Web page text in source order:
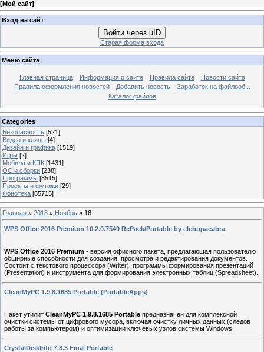
[Мой сайт]
Вход на сайт
Войти через uID
Старая форма входа
Меню сайта
Главная страница Информация о сайте Правила сайта
Новости сайта
Правила оформления новостей
Добавить новость
Заработок на файлооб...
Каталог файлов
Categories
Безопасность [521]
Видео и клипы [4]
Дизайн и графика [1519]
Игры [2]
Мобила и КПК [1431]
ОС и сборки [238]
Программы [8515]
Проекты и футажи [29]
Фонотека [65715]
Главная » 2018 » Ноябрь » 16
WPS Office 2016 Premium 10.2.0.7549 RePack/Portable by elchupacabra
WPS Office 2016 Premium - версия офисного пакета, предлагающая пользователю
обширные способности для создания, просмотра и редактирования документов.
Состоит с текстового процессора (Writer), программы формирования презентаций
(Presentation) и инструмента для формирования электронных таблиц (Spreadsheet).
CleanMyPC 1.9.8.1685 Portable (PortableApps)
Пакет утилит CleanMyPC 1.9.8.1685 Portable предназначен для комплексной
очистки системы от цифрового мусора, включая очистку личных данных (следов
работы за компьютером) и оптимизации ключевых узлов системы Windows.
CrystalDiskInfo 7.8.3 Final Portable